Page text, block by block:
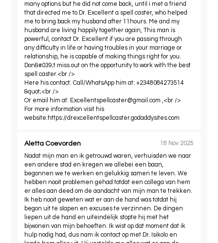
many options but he did not come back, until i met a friend
that directed me to Dr. Excellent a spell caster, who helped
me to bring back my husband after 11hours. Me and my
husband are living happily together again, This man is
powerful, contact Dr. Excellent if you are passing through
any difficulty in life or having troubles in your marriage or
relationship, he is capable of making things right for you.
Don&#039;t miss out on the opportunity to work with the best
spell caster.<br />
Here his contact. Call/WhatsApp him at: +2348084273514
&quot;<br />
Or email him at: Excellentspellcaster@gmail.com ,<br />
For more information visit his
website:https://drexcellentspellcaster.godaddysites.com
Aletta Coevorden
18 Nov 2025
Nadat mijn man en ik getrouwd waren, verhuisden we naar
een andere stad en kregen we allebei een baan,
begonnen we te werken en gelukkig samen te leven. We
hebben nooit problemen gehad totdat een collega van hem
er alles aan deed om de aandacht van mijn man te trekken.
Ik heb nooit geweten wat er aan de hand was totdat hij
begon uit te slapen en excuses te verzinnen. De dingen
liepen uit de hand en uiteindelijk stopte hij met het
bijwonen van mijn behoeften. Ik wist op dat moment dat ik
hulp nodig had, dus nam ik contact op met Dr. Isikolo en